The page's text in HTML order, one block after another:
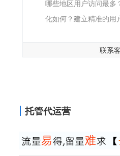
哪些地区用户访问最多
化如何？建立精准的用
联系
托管代运营